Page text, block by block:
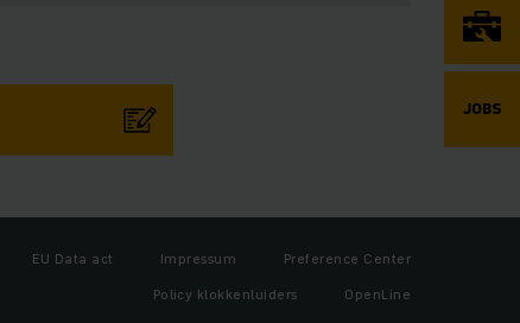
EU Data act Impressum
Preference Center
Policy klokkenluiders
OpenLine